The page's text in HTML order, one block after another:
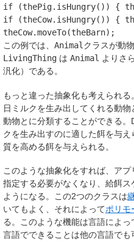
if
(thePig. isHungry()) {
if
(theCow. isHungry()) {
theCow.moveTo(theBarn);
この例では、 Animalクラスが動
LivingThing は Animal よりさ
汎化）である。
もっと違った抽象化も考えられ
日ミルクを生み出してくれる動
動物とに分類することができる
クを生み出すのに適した餌を与
質を高める餌を与えられる。
このような抽象化をすれば、ア
指定する必要がなくなり、給餌
ようになる。この2つのクラスは
いてもよく、それによってポリモ
る。このような機能は言語によ
言語でできることは他の言語で